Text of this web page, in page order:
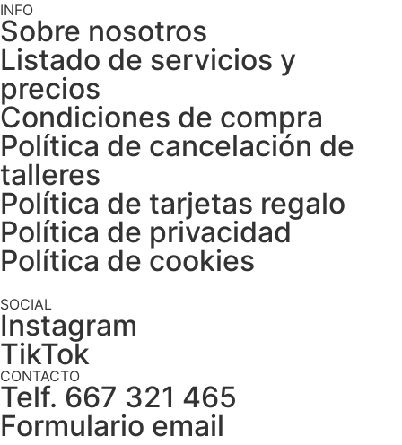
INFO
Sobre nosotros
Listado de servicios y
precios
Condiciones de compra
Política de cancelación de
talleres
Política de tarjetas regalo
Política de privacidad
Política de cookies
SOCIAL
Instagram
TikTok
CONTACTO
Telf. 667 321 465
Formulario email